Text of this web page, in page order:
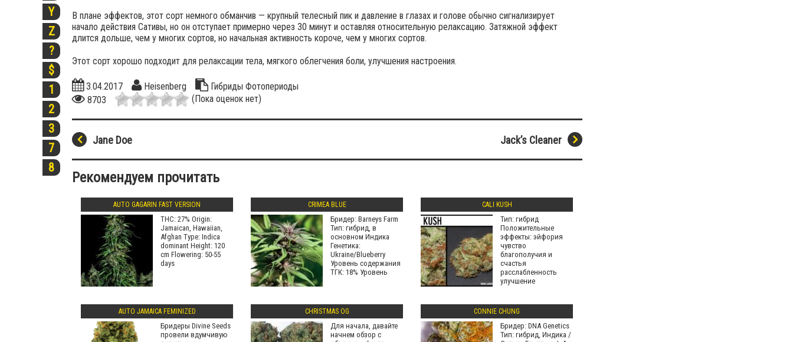
Y
Z
?
$
1
2
3
7
8
В плане эффектов, этот сорт немного обманчив — крупный телесный пик и давление в глазах и голове обычно сигнализирует
начало действия Сативы, но он отступает примерно через 30 минут и оставляя относительную релаксацию. Затяжной эффект
длится дольше, чем у многих сортов, но начальная активность короче, чем у многих сортов.
Этот сорт хорошо подходит для релаксации тела, мягкого облегчения боли, улучшения настроения.
3.04.2017 Heisenberg Гибриды Фотопериоды
8703
(Пока оценок нет)
Jack’s Cleaner
Jane Doe
Рекомендуем прочитать
AUTO GAGARIN FAST VERSION
THC: 27% Origin:
Jamaican, Hawaiian,
Afghan Type: Indica
dominant Height: 120
cm Flowering: 50-55
days
CRIMEA BLUE
Бридер: Barneys Farm
Тип: гибрид, в
основном Индика
Генетика:
Ukraine/Blueberry
Уровень содержания
ТГК: 18% Уровень
CALI KUSH
Тип: гибрид
Положительные
эффекты: эйфория
чувство
благополучия и
счастья
расслабленность
улучшение
сухость
AUTO JAMAICA FEMINIZED
Бридеры Divine Seeds
провели вдумчивую
CHRISTMAS OG
Для начала, давайте
начнем обзор с
CONNIE CHUNG
Бридер: DNA Genetics
Тип: гибрид, Индика /